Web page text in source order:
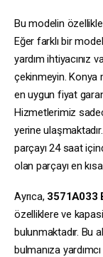
Bu modelin
Eğer farklı bir
yardım ihtiyacınız
çekinmeyin. Konya
en uygun fiyat
Hizmetlerimiz
yerine
parçayı 24 saat
olan parçayı en
Ayrıca, 3571A033
özelliklere ve
bulunmaktadır. Bu
bulmanıza